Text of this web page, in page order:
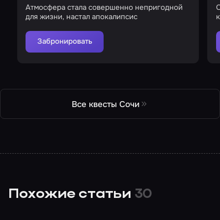
Атмосфера стала совершенно непригодной
для жизни, настал апокалипсис
Забронировать
Все квесты Сочи
Похожие статьи 30